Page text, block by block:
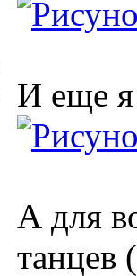
И еще я
А для
танцев